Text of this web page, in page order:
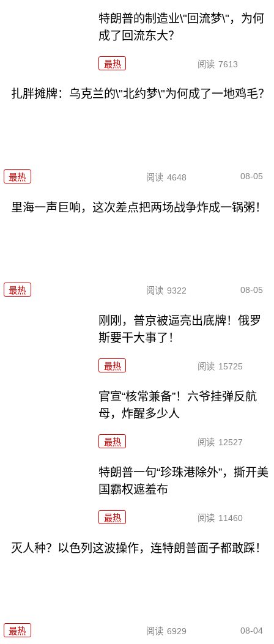
特朗普的制造业\"回流梦\"，为何
成了回流东大？
最热 阅读 7613
扎胖摊牌：乌克兰的\"北约梦\"为何成了一地鸡毛？
最热 阅读 4648 08-05
里海一声巨响，这次差点把两场战争炸成一锅粥！
最热 阅读 9322 08-05
刚刚，普京被逼亮出底牌！俄罗
斯要干大事了！
最热 阅读 15725
官宣“核常兼备”！六爷挂弹反航
母，炸醒多少人
最热 阅读 12527
特朗普一句“珍珠港除外”，撕开美
国霸权遮羞布
最热 阅读 11460
灭人种？以色列这波操作，连特朗普面子都敢踩！
最热 阅读 6929 08-04